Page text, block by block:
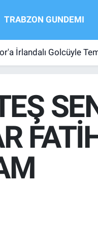
TRABZON GUNDEMI
İrlandalı Golcüyle